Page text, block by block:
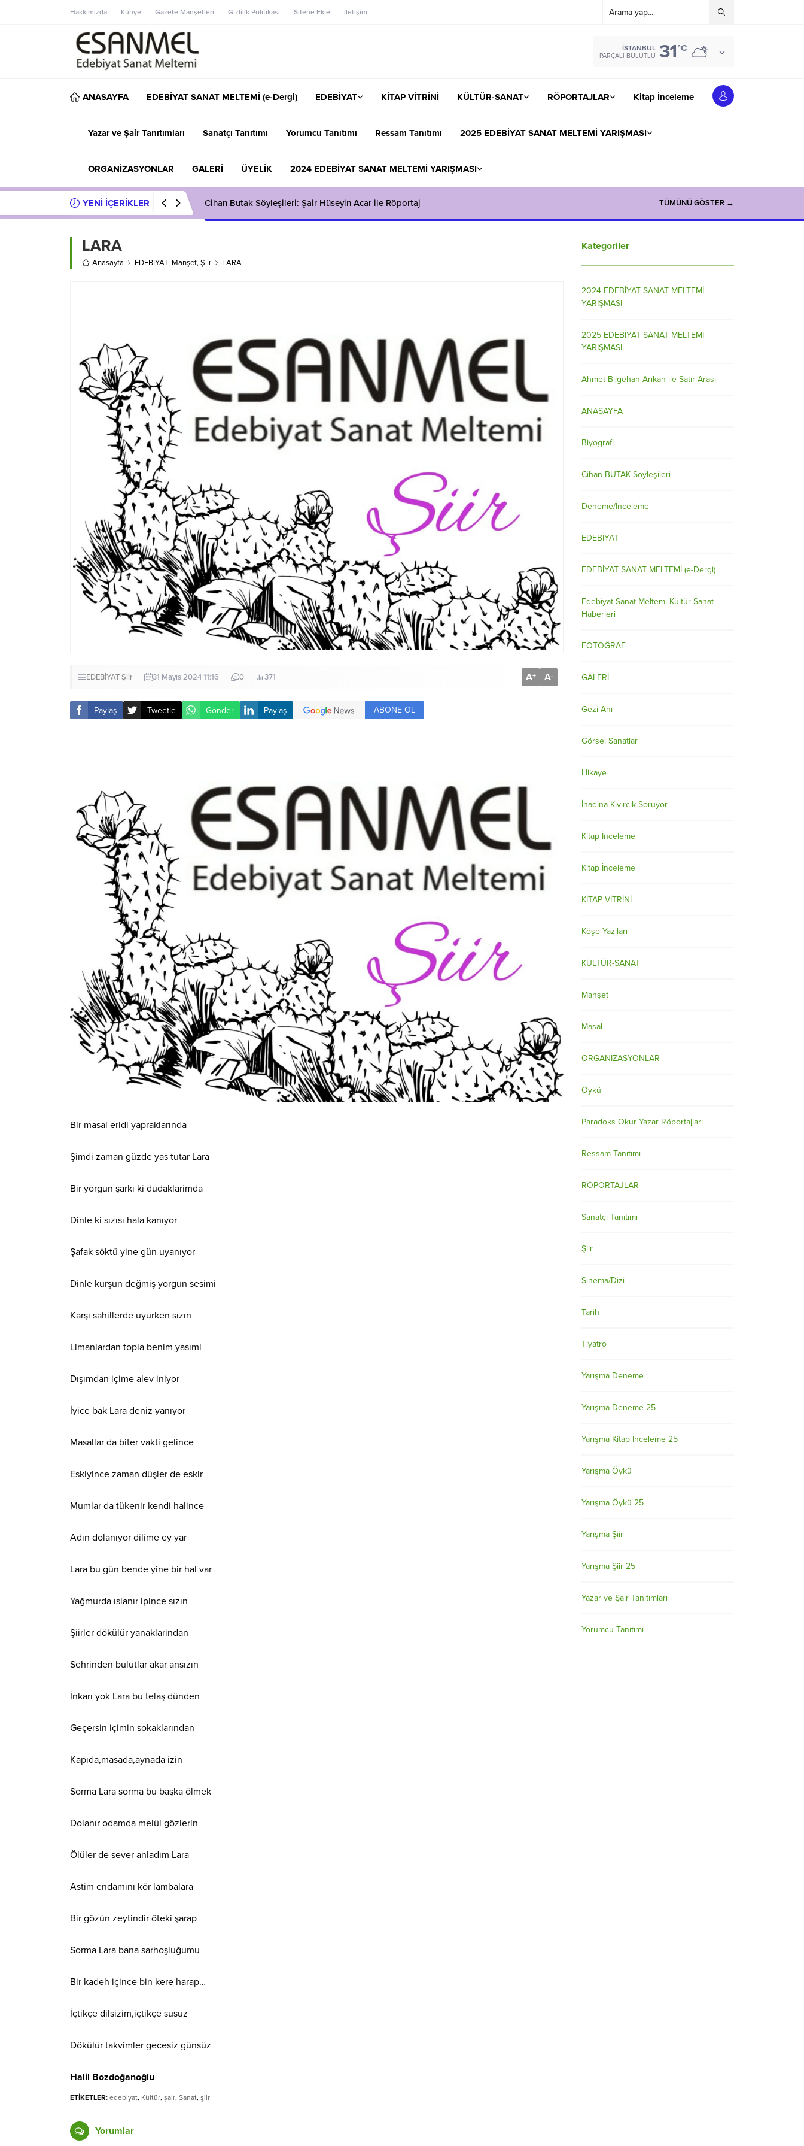
Hakkımızda Künye Gazete Manşetleri Gizlilik Politikası Sitene Ekle İletişim
İSTANBUL
PARÇALI BULUTLU 31°C
ANASAYFA EDEBİYAT SANAT MELTEMİ (e-Dergi) EDEBİYAT KİTAP VİTRİNİ KÜLTÜR-SANAT RÖPORTAJLAR Kitap İnceleme
Yazar ve Şair Tanıtımları Sanatçı Tanıtımı Yorumcu Tanıtımı Ressam Tanıtımı 2025 EDEBİYAT SANAT MELTEMİ YARIŞMASI
ORGANİZASYONLAR GALERİ ÜYELİK 2024 EDEBİYAT SANAT MELTEMİ YARIŞMASI
YENİ İÇERİKLER Cihan Butak Söyleşileri: Şair Hüseyin Acar ile Röportaj TÜMÜNÜ GÖSTER →
LARA
Anasayfa EDEBİYAT, Manşet,Şiir LARA
EDEBİYATŞiir 31 Mayıs 2024 11:16 0 371 A+ A-
Paylaş Tweetle Gönder Paylaş ABONE OL
Bir masal eridi yapraklarında
Şimdi zaman güzde yas tutar Lara
Bir yorgun şarkı ki dudaklarimda
Dinle ki sızısı hala kanıyor
Şafak söktü yine gün uyanıyor
Dinle kurşun değmiş yorgun sesimi
Karşı sahillerde uyurken sızın
Limanlardan topla benim yasımi
Dışımdan içime alev iniyor
İyice bak Lara deniz yanıyor
Masallar da biter vakti gelince
Eskiyince zaman düşler de eskir
Mumlar da tükenir kendi halince
Adın dolanıyor dilime ey yar
Lara bu gün bende yine bir hal var
Yağmurda ıslanır ipince sızın
Şiirler dökülür yanaklarindan
Sehrinden bulutlar akar ansızın
İnkarı yok Lara bu telaş dünden
Geçersin içimin sokaklarından
Kapıda,masada,aynada izin
Sorma Lara sorma bu başka ölmek
Dolanır odamda melül gözlerin
Ölüler de sever anladım Lara
Astim endamını kör lambalara
Bir gözün zeytindir öteki şarap
Sorma Lara bana sarhoşluğumu
Bir kadeh içince bin kere harap…
İçtikçe dilsizim,içtikçe susuz
Dökülür takvimler gecesiz günsüz
Halil Bozdoğanoğlu
ETİKETLER: edebiyat, Kültür, şair, Sanat, şiir
Yorumlar
Kategoriler
2024 EDEBİYAT SANAT MELTEMİ
YARIŞMASI
2025 EDEBİYAT SANAT MELTEMİ
YARIŞMASI
Ahmet Bilgehan Arıkan ile Satır Arası
ANASAYFA
Biyografi
Cihan BUTAK Söyleşileri
Deneme/İnceleme
EDEBİYAT
EDEBİYAT SANAT MELTEMİ (e-Dergi)
Edebiyat Sanat Meltemi Kültür Sanat
Haberleri
FOTOĞRAF
GALERİ
Gezi-Anı
Görsel Sanatlar
Hikaye
İnadına Kıvırcık Soruyor
Kitap İnceleme
Kitap İnceleme
KİTAP VİTRİNİ
Köşe Yazıları
KÜLTÜR-SANAT
Manşet
Masal
ORGANİZASYONLAR
Öykü
Paradoks Okur Yazar Röportajları
Ressam Tanıtımı
RÖPORTAJLAR
Sanatçı Tanıtımı
Şiir
Sinema/Dizi
Tarih
Tiyatro
Yarışma Deneme
Yarışma Deneme 25
Yarışma Kitap İnceleme 25
Yarışma Öykü
Yarışma Öykü 25
Yarışma Şiir
Yarışma Şiir 25
Yazar ve Şair Tanıtımları
Yorumcu Tanıtımı